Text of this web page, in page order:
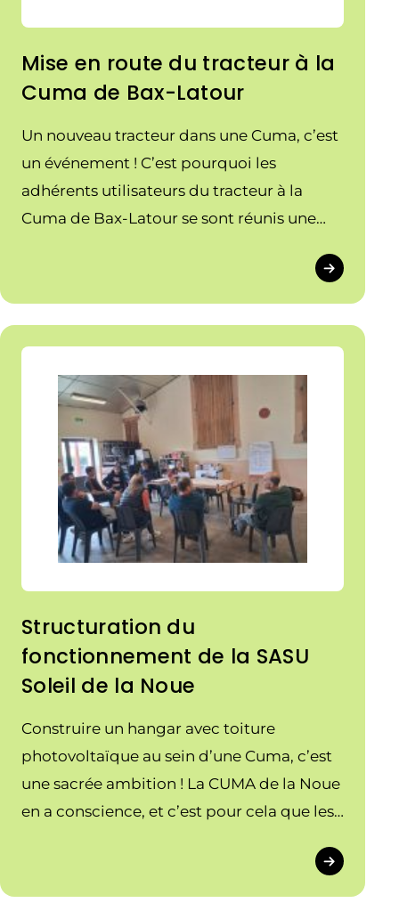
Mise en route du tracteur à la
Cuma de Bax-Latour
Un nouveau tracteur dans une Cuma, c’est
un événement ! C’est pourquoi les
adhérents utilisateurs du tracteur à la
Cuma de Bax-Latour se sont réunis une
du jour : – mise en route avec l’appui du
concessionnaire – rédaction d’un
règlement intérieur pour la section
Organisation du travail, […]
Structuration du
fonctionnement de la SASU
Soleil de la Noue
Construire un hangar avec toiture
photovoltaïque au sein d’une Cuma, c’est
une sacrée ambition ! La CUMA de la Noue
en a conscience, et c’est pour cela que les
planifier la construction de ce hangar. Ne
rien oublier, partager les responsabilités,